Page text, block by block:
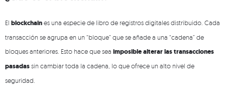
El blockchaines una especie de libro de registros digitales distribuido. Cada
transacción se agrupa en un “bloque” que se añade a una “cadena” de
bloques anteriores. Esto hace que sea imposible alterar las transacciones
pasadassin cambiar toda la cadena, lo que ofrece un alto nivel de
seguridad.